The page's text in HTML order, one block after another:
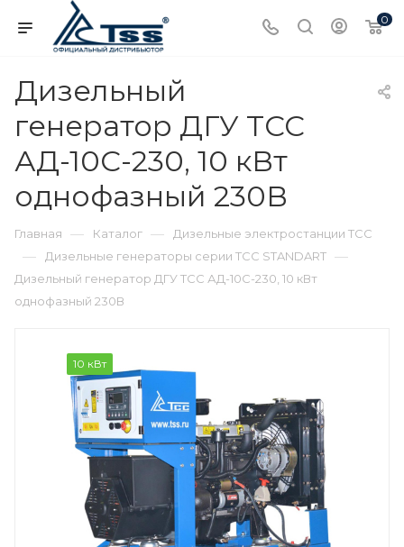
0
Дизельный
генератор ДГУ ТСС
АД-10С-230, 10 кВт
однофазный 230В
Главная — Каталог — Дизельные электростанции ТСС
— Дизельные генераторы серии ТСС STANDART —
Дизельный генератор ДГУ ТСС АД-10С-230, 10 кВт
однофазный 230В
10 кВт